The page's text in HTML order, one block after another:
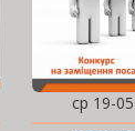
ср 19-